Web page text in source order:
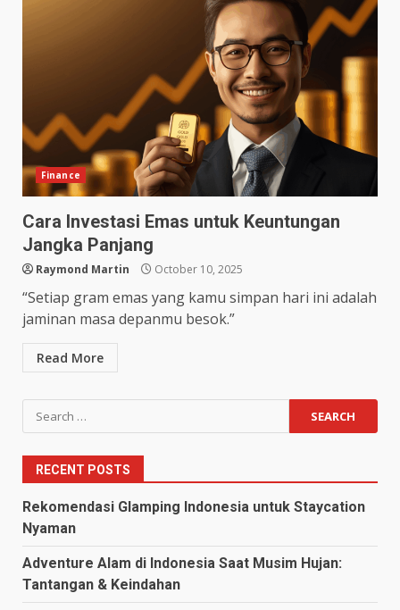
Finance
Cara Investasi Emas untuk Keuntungan
Jangka Panjang
Raymond Martin October 10, 2025
“Setiap gram emas yang kamu simpan hari ini adalah
jaminan masa depanmu besok.”
Read More
Search
for:
RECENT POSTS
Rekomendasi Glamping Indonesia untuk Staycation
Nyaman
Adventure Alam di Indonesia Saat Musim Hujan:
Tantangan & Keindahan